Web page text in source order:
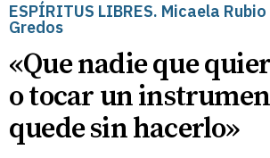
ESPÍRITUS LIBRES. Micaela
Gredos
«Que nadie que
o tocar un
quede sin hacerlo»